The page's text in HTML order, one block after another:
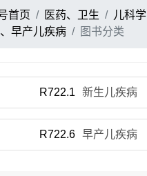
首页 医药、卫生
儿科学
早产儿疾病
图书分类
R722.1 新生儿疾病
R722.6 早产儿疾病